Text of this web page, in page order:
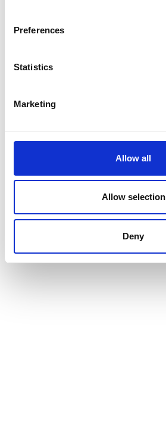
Preferences
Statistics
Marketing
Allow all
Allow selection
Deny